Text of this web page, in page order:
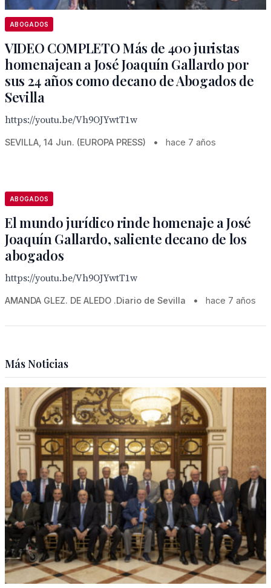
ABOGADOS
VIDEO COMPLETO Más de 400 juristas
homenajean a José Joaquín Gallardo por
sus 24 años como decano de Abogados de
Sevilla
https://youtu.be/Vh9OJYwtT1w
SEVILLA, 14 Jun. (EUROPA PRESS) • hace 7 años
ABOGADOS
El mundo jurídico rinde homenaje a José
Joaquín Gallardo, saliente decano de los
abogados
https://youtu.be/Vh9OJYwtT1w
AMANDA GLEZ. DE ALEDO .Diario de Sevilla • hace 7 años
Más Noticias